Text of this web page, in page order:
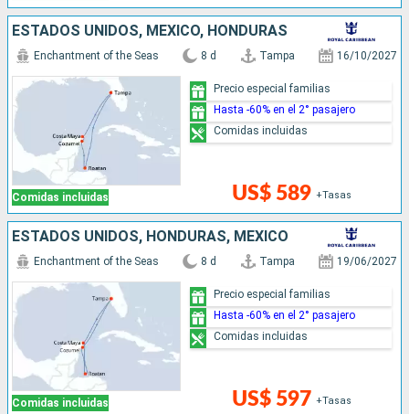
ESTADOS UNIDOS, MÉXICO, HONDURAS
Comidas incluidas
Enchantment of the Seas 8 d Tampa 16/10/2027
US$ 589 +Tasas
Precio especial familias
Hasta -60% en el 2° pasajero
Comidas incluidas
ESTADOS UNIDOS, HONDURAS, MÉXICO
Comidas incluidas
Enchantment of the Seas 8 d Tampa 19/06/2027
US$ 597 +Tasas
Precio especial familias
Hasta -60% en el 2° pasajero
Comidas incluidas